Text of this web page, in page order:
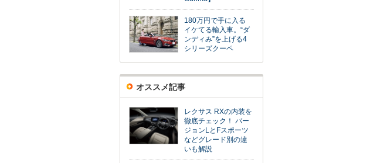
180万円で手に入る
イケてる輸入車。“ダ
ンディみ”を上げる4
シリーズクーペ
オススメ記事
レクサス RXの内装を
徹底チェック！ バー
ジョンLとFスポーツ
などグレード別の違
いも解説